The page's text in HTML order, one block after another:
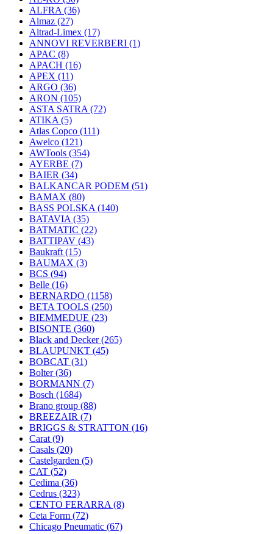
ALFRA (36)
Almaz (27)
Altrad-Limex (17)
ANNOVI REVERBERI (1)
APAC (8)
APACH (16)
APEX (11)
ARGO (36)
ARON (105)
ASTA SATRA (72)
ATIKA (5)
Atlas Copco (111)
Awelco (121)
AWTools (354)
AYERBE (7)
BAIER (34)
BALKANCAR PODEM (51)
BAMAX (80)
BASS POLSKA (140)
BATAVIA (35)
BATMATIC (22)
BATTIPAV (43)
Baukraft (15)
BAUMAX (3)
BCS (94)
Belle (16)
BERNARDO (1158)
BETA TOOLS (250)
BIEMMEDUE (23)
BISONTE (360)
Black and Decker(265)
BLAUPUNKT (45)
BOBCAT (31)
Bolter(36)
BORMANN (7)
Bosch (1684)
Brano group (88)
BREEZAIR (7)
BRIGGS & STRATTON (16)
Carat (9)
Casals (20)
Castelgarden (5)
CAT (52)
Cedima (36)
Cedrus (323)
CENTO FERARRA (8)
Ceta Form (72)
Chicago Pneumatic (67)